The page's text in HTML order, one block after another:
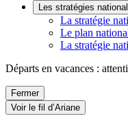
Les stratégies
La stratégie
Le plan
La stratégie
Départs en vacances :
Fermer
Voir le fil d’Ariane